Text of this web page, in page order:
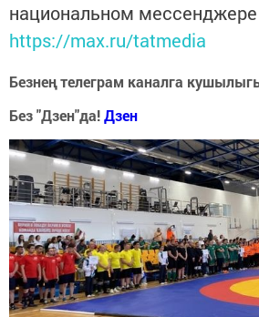
национальном
https://max.ru/tatmedia
Безнең телеграм каналга
Без "Дзен"да!Дзен